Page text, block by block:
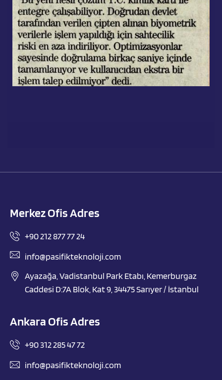
Merkez Ofis Adres
+90 212 877 77 24
info@pasifikteknoloji.com
Ayazağa, Vadistanbul Park Etabı, Kemerburgaz
Caddesi D:7A Blok, Kat 9, 34475 Sarıyer / İstanbul
Ankara Ofis Adres
+90 312 285 47 72
info@pasifikteknoloji.com